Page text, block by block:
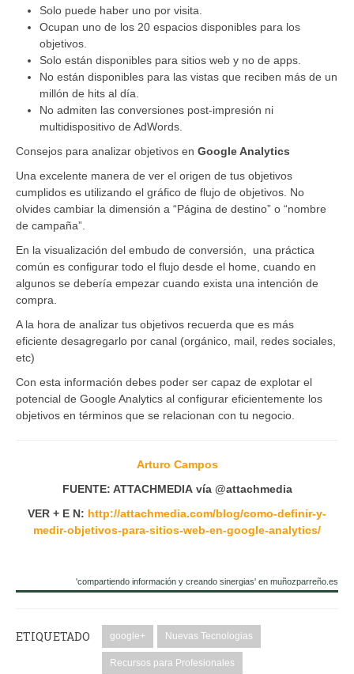
Solo puede haber uno por visita.
Ocupan uno de los 20 espacios disponibles para los
objetivos.
Solo están disponibles para sitios web y no de apps.
No están disponibles para las vistas que reciben más de un
millón de hits al día.
No admiten las conversiones post-impresión ni
multidispositivo de AdWords.
Consejos para analizar objetivos en Google Analytics
Una excelente manera de ver el origen de tus objetivos
cumplidos es utilizando el gráfico de flujo de objetivos. No
olvides cambiar la dimensión a “Página de destino” o “nombre
de campaña”.
En la visualización del embudo de conversión, una práctica
común es configurar todo el flujo desde el home, cuando en
algunos se debería empezar cuando exista una intención de
compra.
A la hora de analizar tus objetivos recuerda que es más
eficiente desagregarlo por canal (orgánico, mail, redes sociales,
etc)
Con esta información debes poder ser capaz de explotar el
potencial de Google Analytics al configurar eficientemente los
objetivos en términos que se relacionan con tu negocio.
Autor
Arturo Campos
FUENTE: ATTACHMEDIA vía @attachmedia
VER + E N: http://attachmedia.com/blog/como-definir-y-
medir-objetivos-para-sitios-web-en-google-analytics/
'compartiendo información y creando sinergias' en muñozparreño.es
ETIQUETADO google+ Nuevas Tecnologias
Recursos para Profesionales